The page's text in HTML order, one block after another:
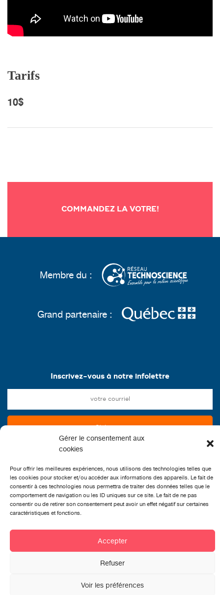
Gérer le consentement aux
cookies
Pour offrir les meilleures expériences, nous utilisons des technologies telles que
les cookies pour stocker et/ou accéder aux informations des appareils. Le fait de
consentir à ces technologies nous permettra de traiter des données telles que le
comportement de navigation ou les ID uniques sur ce site. Le fait de ne pas
consentir ou de retirer son consentement peut avoir un effet négatif sur certaines
caractéristiques et fonctions.
Accepter
Refuser
Voir les préférences
Tarifs
10$
COMMANDEZ LA VOTRE!
Membre du :
Grand partenaire :
Inscrivez-vous à notre infolettre